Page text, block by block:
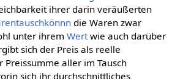
ihrer darin veräußerten
die Waren zwar
unter ihrem Wertwie auch darüber
sich der Preis als reelle
Preissumme aller im Tausch
sich ihr durchschnittliches